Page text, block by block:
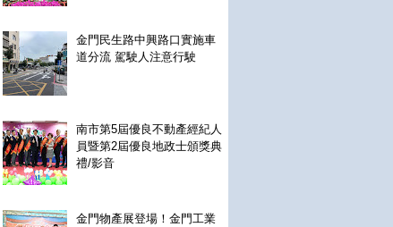
金門民生路中興路口實施車
道分流 駕駛人注意行駛
南市第5屆優良不動產經紀人
員暨第2屆優良地政士頒獎典
禮/影音
金門物產展登場！金門工業